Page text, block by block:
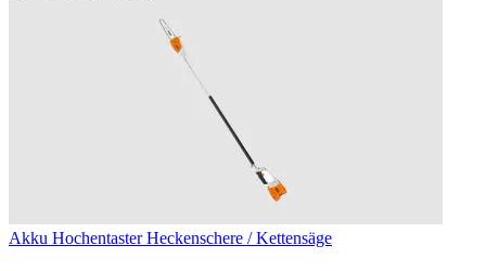
Akku Hochentaster Heckenschere / Kettensäge